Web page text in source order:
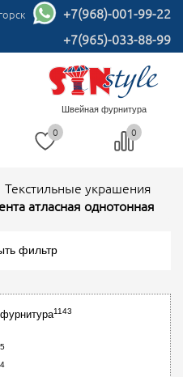
+7(968)-001-99-22
+7(965)-033-88-99
Швейная фурнитура
0 0
Текстильные украшения
атласная однотонная
фильтр
1143